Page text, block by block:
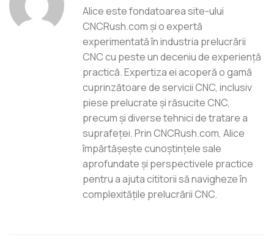
Alice este fondatoarea site-ului
CNCRush.com și o expertă
experimentată în industria prelucrării
CNC cu peste un deceniu de experiență
practică. Expertiza ei acoperă o gamă
cuprinzătoare de servicii CNC, inclusiv
piese prelucrate și răsucite CNC,
precum și diverse tehnici de tratare a
suprafeței. Prin CNCRush.com, Alice
împărtășește cunoștințele sale
aprofundate și perspectivele practice
pentru a ajuta cititorii să navigheze în
complexitățile prelucrării CNC.